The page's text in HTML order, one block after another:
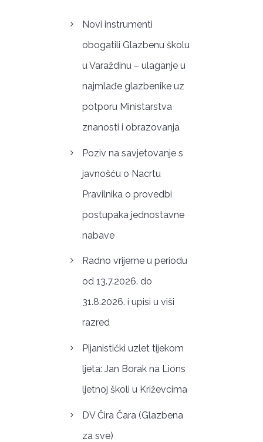
Novi instrumenti
obogatili Glazbenu školu
u Varaždinu – ulaganje u
najmlađe glazbenike uz
potporu Ministarstva
znanosti i obrazovanja
Poziv na savjetovanje s
javnošću o Nacrtu
Pravilnika o provedbi
postupaka jednostavne
nabave
Radno vrijeme u periodu
od 13.7.2026. do
31.8.2026. i upisi u viši
razred
Pijanistički uzlet tijekom
ljeta: Jan Borak na Lions
ljetnoj školi u Križevcima
DV Čira Čara (Glazbena
za sve)